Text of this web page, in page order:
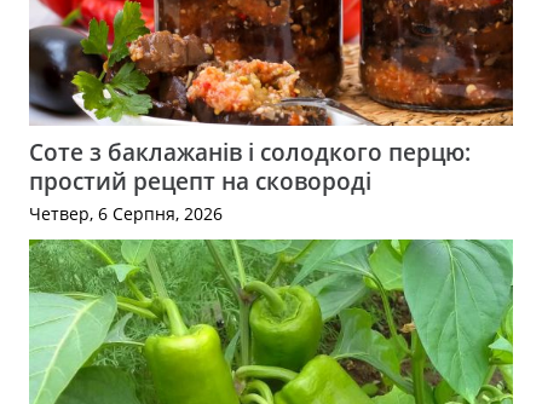
Соте з баклажанів і солодкого перцю:
простий рецепт на сковороді
Четвер, 6 Серпня, 2026